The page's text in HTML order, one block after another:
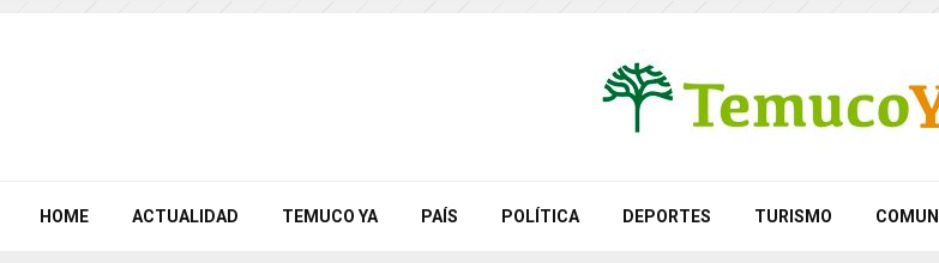
HOME ACTUALIDAD TEMUCO YA PAÍS POLÍTICA DEPORTES TURISMO